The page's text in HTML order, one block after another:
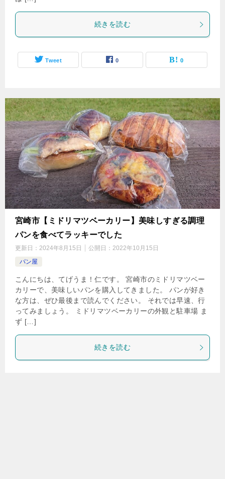
続きを読む
Tweet 0 0
宮崎市【ミドリマツベーカリー】美味しすぎる調理
パンを食べてラッキーでした
更新日： 2024年8月15日 公開日： 2022年10月15日
パン屋
こんにちは、てげうま！仁です。 宮崎市のミドリマツベー
カリーで、美味しいパンを購入してきました。 パンが好き
な方は、ぜひ最後まで読んでください。 それでは早速、行
ってみましょう。 ミドリマツベーカリーの外観と駐車場 ま
ず […]
続きを読む